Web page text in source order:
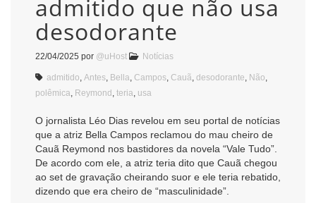
admitido que não usa
desodorante
22/04/2025 por @uHost Notícias
admitido Antes Bella Campos Cauã desodorante Não
polêmica Reymond teria usa
O jornalista Léo Dias revelou em seu portal de notícias
que a atriz Bella Campos reclamou do mau cheiro de
Cauã Reymond nos bastidores da novela “Vale Tudo”.
De acordo com ele, a atriz teria dito que Cauã chegou
ao set de gravação cheirando suor e ele teria rebatido,
dizendo que era cheiro de “masculinidade”.